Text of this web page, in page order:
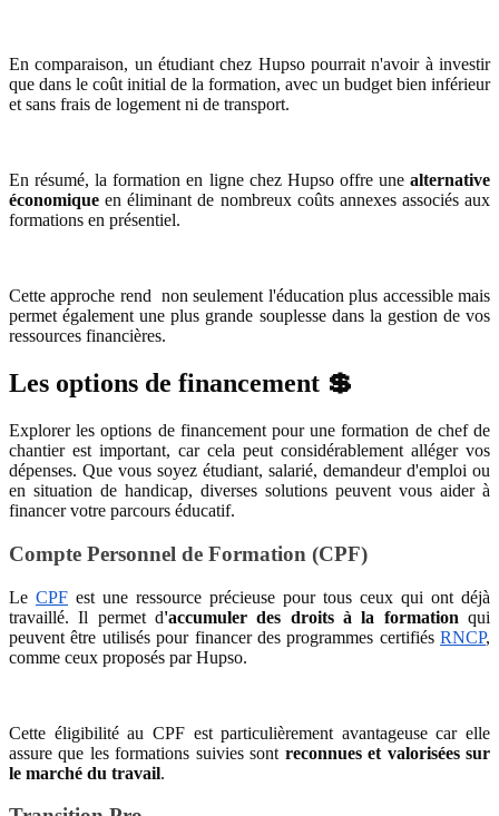
En comparaison, un étudiant chez Hupso pourrait n'avoir à investir
que dans le coût initial de la formation, avec un budget bien inférieur
et sans frais de logement ni de transport.
En résumé, la formation en ligne chez Hupso offre une alternative
économiqueen éliminant de nombreux coûts annexes associés aux
formations en présentiel.
Cette approche rend non seulement l'éducation plus accessible mais
permet également une plus grande souplesse dans la gestion de vos
ressources financières.
Les options de financement 💲
Explorer les options de financement pour une formation de chef de
chantier est important, car cela peut considérablement alléger vos
dépenses. Que vous soyez étudiant, salarié, demandeur d'emploi ou
en situation de handicap, diverses solutions peuvent vous aider à
financer votre parcours éducatif.
Compte Personnel de Formation (CPF)
Le CPF est une ressource précieuse pour tous ceux qui ont déjà
travaillé. Il permet d'accumuler des droits à la formation qui
peuvent être utilisés pour financer des programmes certifiés RNCP,
comme ceux proposés par Hupso.
Cette éligibilité au CPF est particulièrement avantageuse car elle
assure que les formations suivies sont reconnues et valorisées sur
le marché du travail.